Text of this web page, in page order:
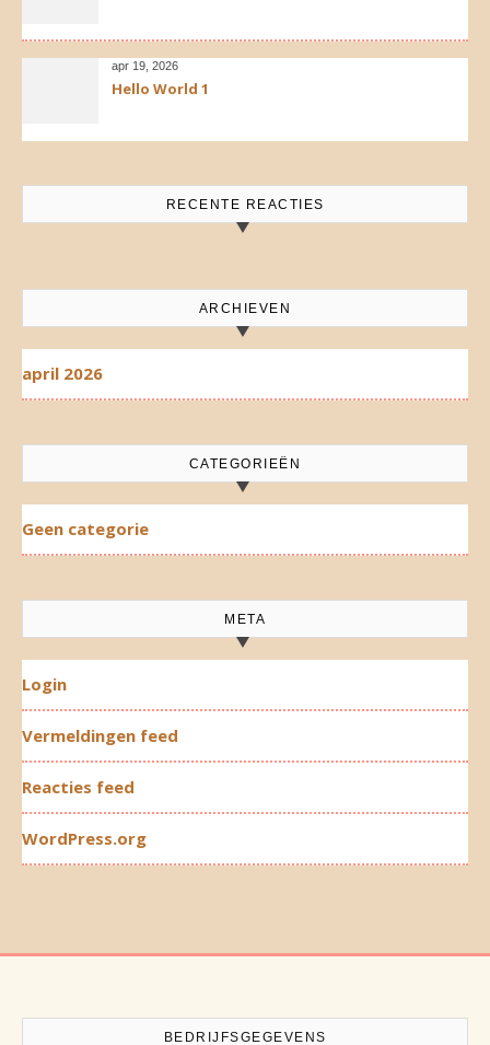
apr 19, 2026
Hello World 1
RECENTE REACTIES
ARCHIEVEN
april 2026
CATEGORIEËN
Geen categorie
META
Login
Vermeldingen feed
Reacties feed
WordPress.org
BEDRIJFSGEGEVENS